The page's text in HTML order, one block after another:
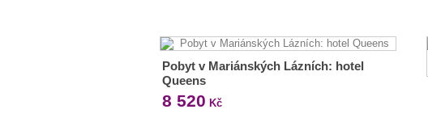
Pobyt v Mariánských Lázních: hotel
Queens
8 520 Kč